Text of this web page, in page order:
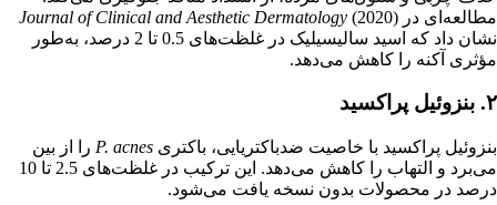
مطالعه‌ای در
Journal of Clinical and Aesthetic Dermatology (2020)
نشان داد که اسید سالیسیلیک در غلظت‌های 0.5 تا 2 درصد، به‌طور
مؤثری آکنه را کاهش می‌دهد.
۲. بنزوئیل پراکسید
بنزوئیل پراکسید با خاصیت ضدباکتریایی، باکتری P. acnes را از بین
می‌برد و التهاب را کاهش می‌دهد. این ترکیب در غلظت‌های 2.5 تا 10
درصد در محصولات بدون نسخه یافت می‌شود.